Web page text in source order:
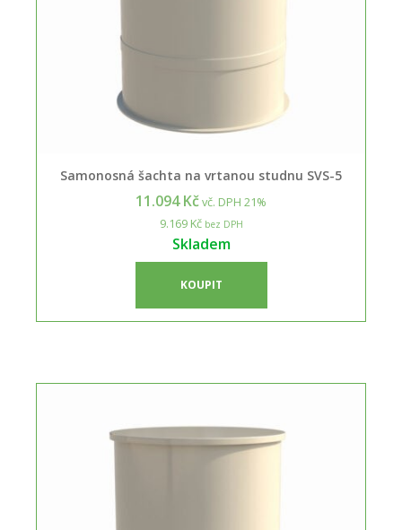
Samonosná šachta na vrtanou studnu SVS-5
11.094 Kčvč. DPH 21%
9.169 Kčbez DPH
Skladem
KOUPIT